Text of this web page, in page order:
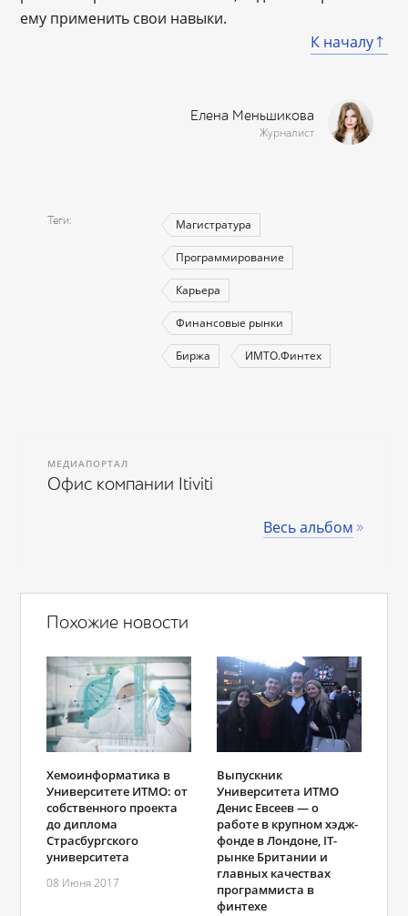
ему применить свои навыки.
К началу
Елена Меньшикова
Журналист
Теги Магистратура
Программирование
Карьера
Финансовые рынки
Биржа ИМТО.Финтех
МЕДИАПОРТАЛ
Офис компании Itiviti
Весь альбом
Похожие новости
Хемоинформатика в
Университете ИТМО: от
собственного проекта
до диплома
Страсбургского
университета
08 Июня 2017
Выпускник
Университета ИТМО
Денис Евсеев — о
работе в крупном хэдж-
фонде в Лондоне, IT-
рынке Британии и
главных качествах
программиста в
финтехе